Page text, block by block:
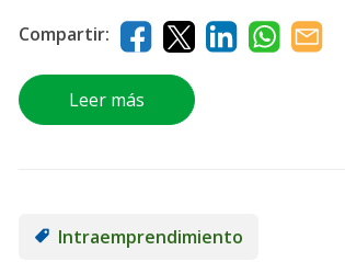
Compartir:
Leer más
Intraemprendimiento